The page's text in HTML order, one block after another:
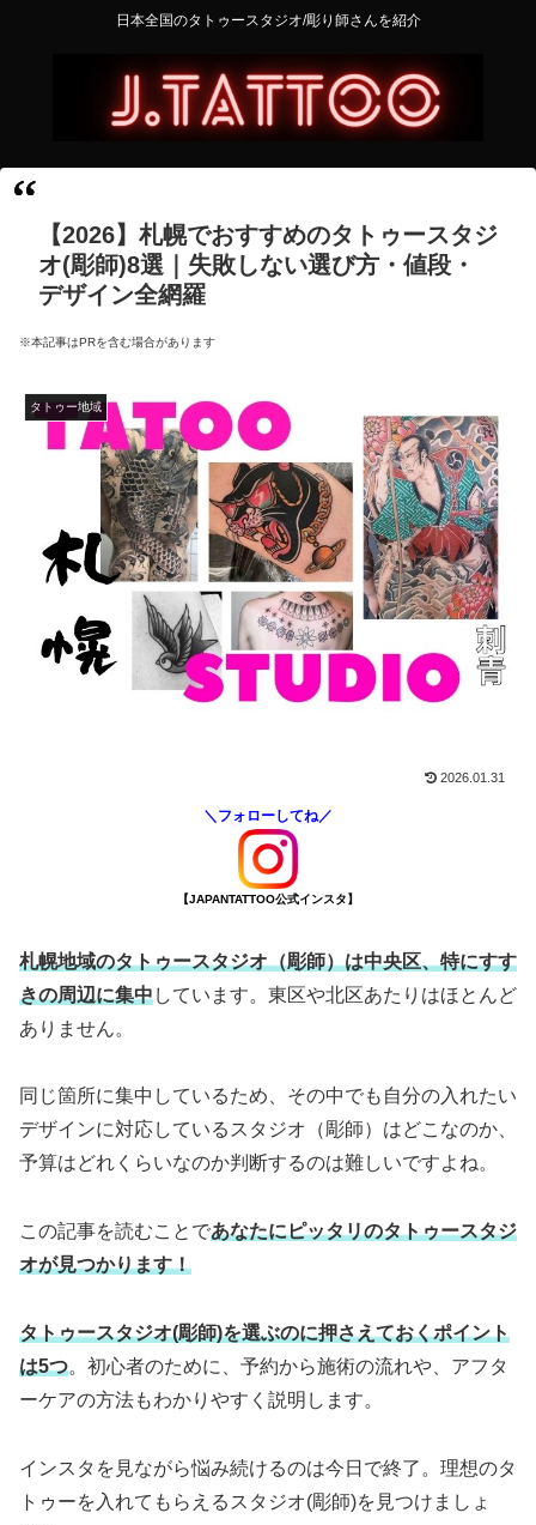
日本全国のタトゥースタジオ/彫り師さんを紹介
【2026】札幌でおすすめのタトゥースタジ
オ(彫師)8選｜失敗しない選び方・値段・
デザイン全網羅
※本記事はPRを含む場合があります
タトゥー地域
2026.01.31
＼フォローしてね／
【JAPANTATTOO公式インスタ】
札幌地域のタトゥースタジオ（彫師）は中央区、特にすす
きの周辺に集中しています。東区や北区あたりはほとんど
ありません。
同じ箇所に集中しているため、その中でも自分の入れたい
デザインに対応しているスタジオ（彫師）はどこなのか、
予算はどれくらいなのか判断するのは難しいですよね。
この記事を読むことであなたにピッタリのタトゥースタジ
オが見つかります！
タトゥースタジオ(彫師)を選ぶのに押さえておくポイント
は5つ。初心者のために、予約から施術の流れや、アフタ
ーケアの方法もわかりやすく説明します。
インスタを見ながら悩み続けるのは今日で終了。理想のタ
トゥーを入れてもらえるスタジオ(彫師)を見つけましょ